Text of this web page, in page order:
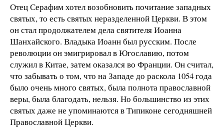
Отец Серафим хотел возобновить почитание западных
святых, то есть святых неразделенной Церкви. В этом
он стал продолжателем дела святителя Иоанна
Шанхайского. Владыка Иоанн был русским. После
революции он эмигрировал в Югославию, потом
служил в Китае, затем оказался во Франции. Он считал,
что забывать о том, что на Западе до раскола 1054 года
было очень много святых, была полнота православной
веры, была благодать, нельзя. Но большинство из этих
святых даже не упоминаются в Типиконе сегодняшней
Православной Церкви.